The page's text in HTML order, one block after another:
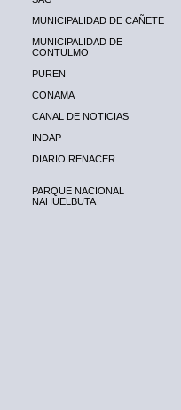
MUNICIPALIDAD DE CAÑETE
MUNICIPALIDAD DE
CONTULMO
PUREN
CONAMA
CANAL DE NOTICIAS
INDAP
DIARIO RENACER
PARQUE NACIONAL
NAHUELBUTA